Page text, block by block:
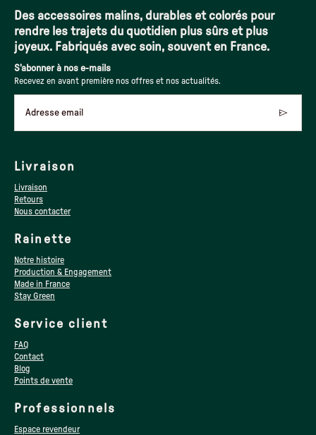
Des accessoires malins, durables et colorés pour
rendre les trajets du quotidien plus sûrs et plus
joyeux. Fabriqués avec soin, souvent en France.
S'abonner à nos e-mails
Recevez en avant première nos offres et nos actualités.
Adresse email
Livraison
Livraison
Retours
Nous contacter
Rainette
Notre histoire
Production & Engagement
Made in France
Stay Green
Service client
FAQ
Contact
Blog
Points de vente
Professionnels
Espace revendeur